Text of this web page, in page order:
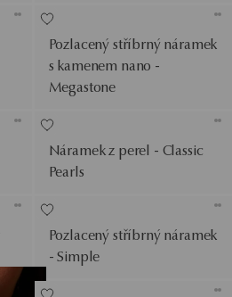
Pozlacený stříbrný náramek
s kamenem nano -
Megastone
Náramek z perel - Classic
Pearls
Pozlacený stříbrný náramek
- Simple